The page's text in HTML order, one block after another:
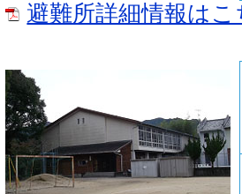
避難所詳細情報は